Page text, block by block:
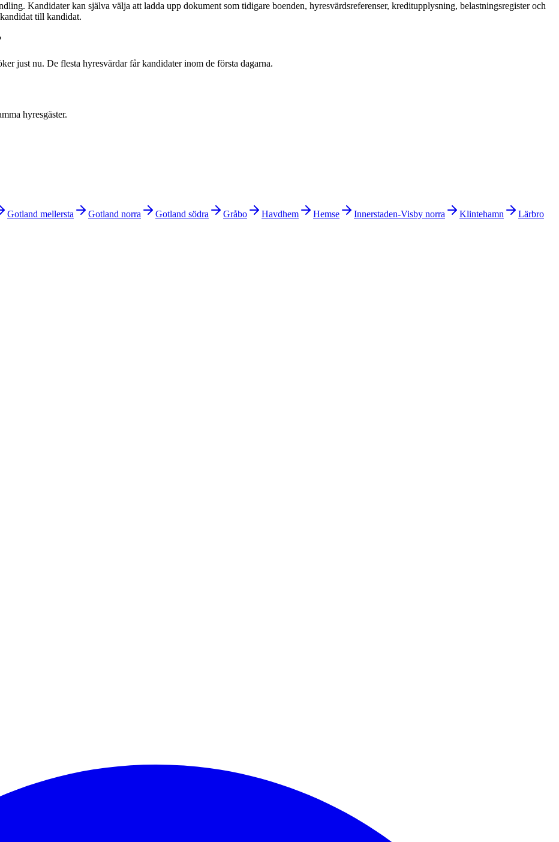
Kandidater kan själva välja att ladda upp dokument som tidigare boenden, hyresvärdsreferenser, kreditupplysning, belastningsregister och
till kandidat.
just nu. De flesta hyresvärdar får kandidater inom de första dagarna.
hyresgäster.
Gotland mellersta Gotland norra Gotland södra Gråbo Havdhem Hemse Innerstaden-Visby norra Klintehamn
Lärbro